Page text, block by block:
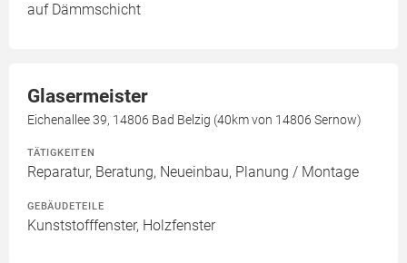
auf Dämmschicht
Glasermeister
Eichenallee 39, 14806 Bad Belzig (40km von 14806 Sernow)
TÄTIGKEITEN
Reparatur, Beratung, Neueinbau, Planung / Montage
GEBÄUDETEILE
Kunststofffenster, Holzfenster